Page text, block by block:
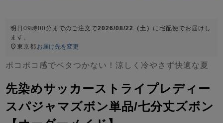
すべてのキッ
パジャマ
ガールズ長袖
ガールズ前開
き
ガールズかぶ
ボーイズ長袖
明日09時00分 までのご注文で2026/08/22（土） に宅配便 でお届けし
ます。
東京都 お届け先を変更
ポコポコ感でベタつかない！涼しく冷やさず快適な夏
先染めサッカーストライプレディー
スパジャマズボン単品/七分丈ズボン